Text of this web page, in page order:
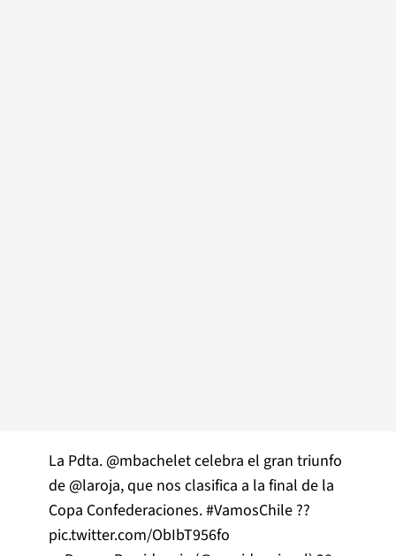
La Pdta. @mbacheletcelebra el gran triunfo
de @laroja, que nos clasifica a la final de la
Copa Confederaciones.#VamosChile ??
pic.twitter.com/ObIbT956fo